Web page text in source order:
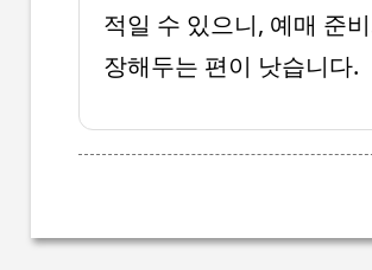
적일 수 있으니, 예매 준
장해두는 편이 낫습니다.